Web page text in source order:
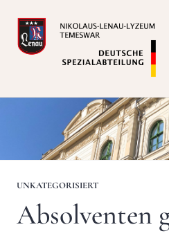
Inhalt
springen
Deutsche Spezialabteilung
UNKATEGORISIERT
Absolventen